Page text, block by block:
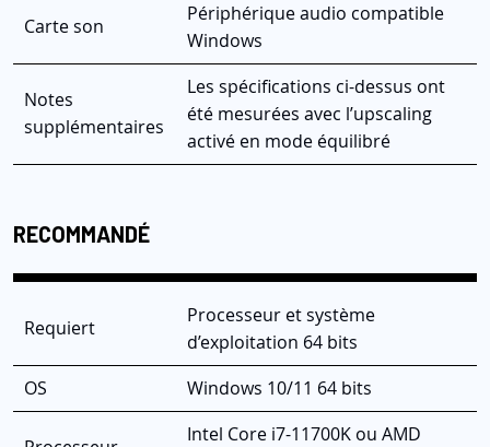
Carte son
Périphérique audio compatible
Windows
Notes
supplémentaires
Les spécifications ci-dessus ont
été mesurées avec l’upscaling
activé en mode équilibré
RECOMMANDÉ
Requiert
Processeur et système
d’exploitation 64 bits
OS
Windows 10/11 64 bits
Intel Core i7-11700K ou AMD